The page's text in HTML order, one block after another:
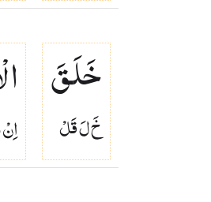
خَلَقَ
خَ لَ قَلْ